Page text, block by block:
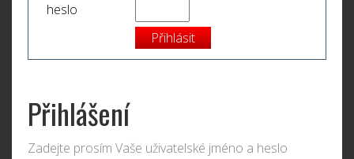
heslo
Přihlášení
Zadejte prosím Vaše uživatelské jméno a heslo